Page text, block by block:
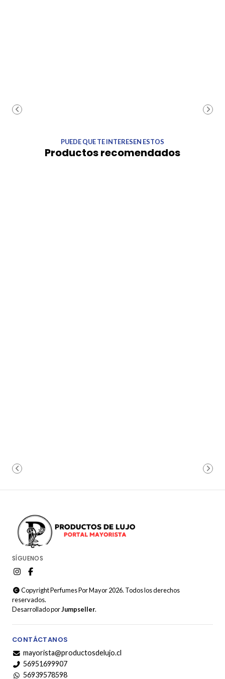
PUEDE QUE TE INTERESEN ESTOS
Productos recomendados
SÍGUENOS
Copyright Perfumes Por Mayor 2026. Todos los derechos
reservados.
Desarrollado porJumpseller.
CONTÁCTANOS
mayorista@productosdelujo.cl
56951699907
56939578598